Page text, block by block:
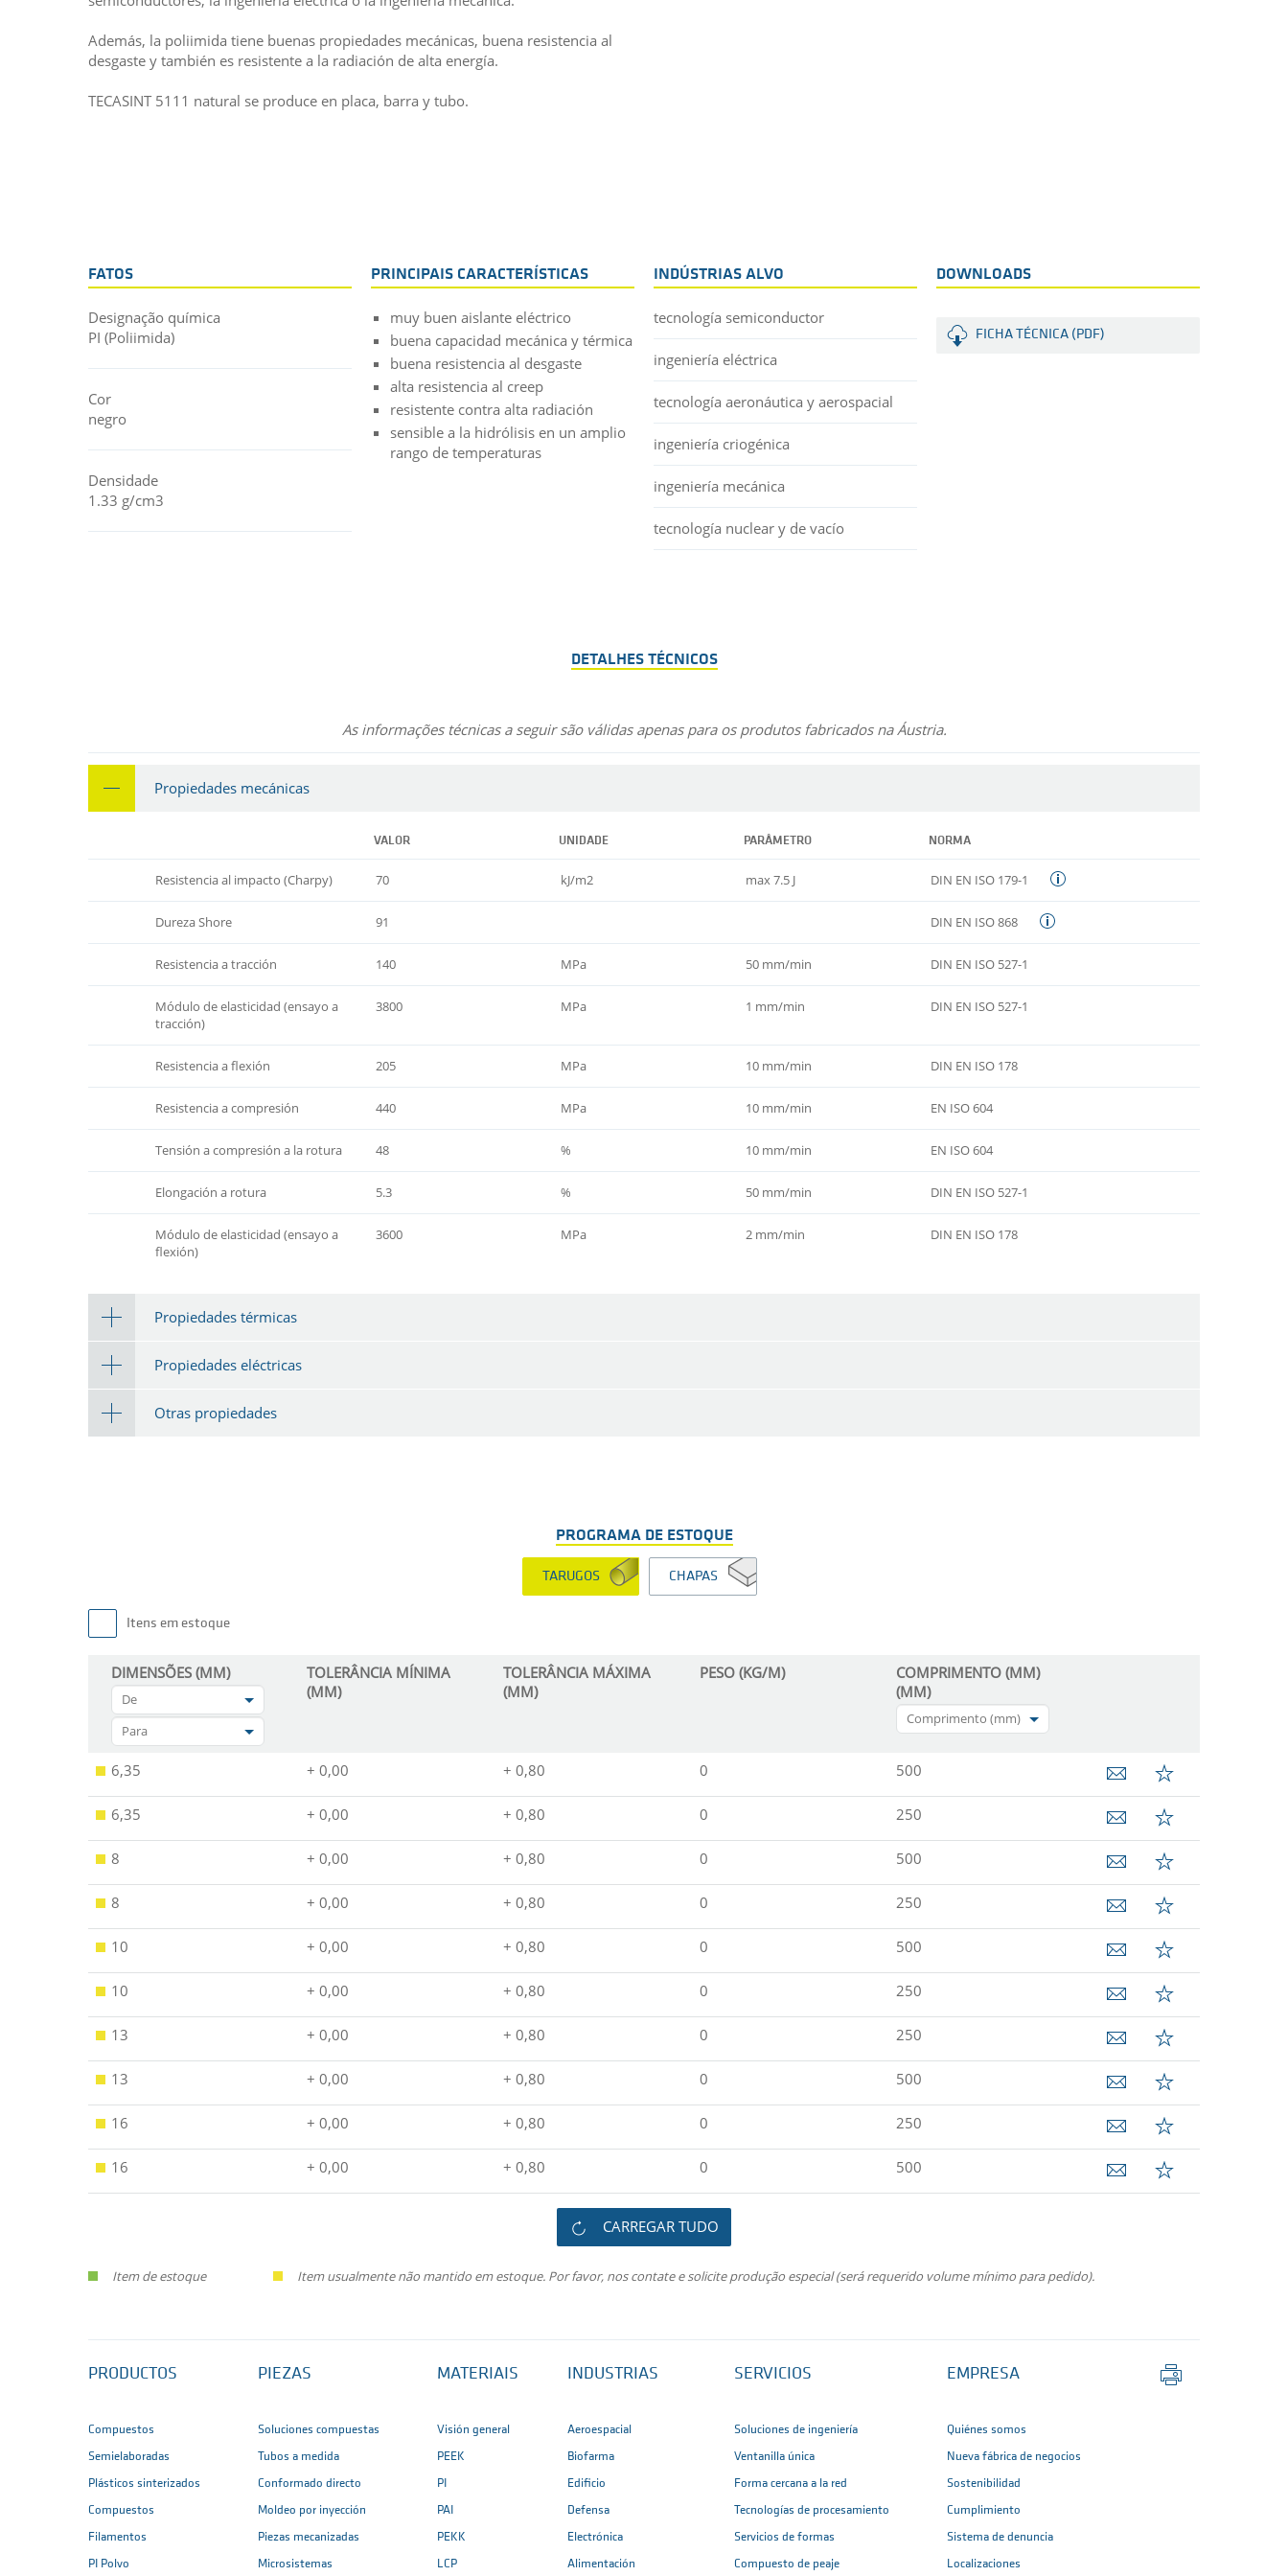
Además, la poliimida tiene buenas propiedades mecánicas, buena resistencia al
desgaste y también es resistente a la radiación de alta energía.
TECASINT 5111 natural se produce en placa, barra y tubo.
FATOS
Designação química
PI (Poliimida)
Cor
negro
Densidade
1.33 g/cm3
PRINCIPAIS CARACTERÍSTICAS
muy buen aislante eléctrico
buena capacidad mecánica y térmica
buena resistencia al desgaste
alta resistencia al creep
resistente contra alta radiación
sensible a la hidrólisis en un amplio
rango de temperaturas
INDÚSTRIAS ALVO
tecnología semiconductor
ingeniería eléctrica
tecnología aeronáutica y aerospacial
ingeniería criogénica
ingeniería mecánica
tecnología nuclear y de vacío
DOWNLOADS
FICHA TÉCNICA (PDF)
DETALHES TÉCNICOS
As informações técnicas a seguir são válidas apenas para os produtos fabricados na Áustria.
Propiedades mecánicas
VALOR UNIDADE PARÂMETRO NORMA
Resistencia al impacto (Charpy) 70 kJ/m2 max 7.5 J DIN EN ISO 179-1
Dureza Shore 91 DIN EN ISO 868
Resistencia a tracción 140 MPa 50 mm/min DIN EN ISO 527-1
Módulo de elasticidad (ensayo a
tracción)
3800 MPa 1 mm/min DIN EN ISO 527-1
Resistencia a flexión 205 MPa 10 mm/min DIN EN ISO 178
Resistencia a compresión 440 MPa 10 mm/min EN ISO 604
Tensión a compresión a la rotura 48 % 10 mm/min EN ISO 604
Elongación a rotura 5.3 % 50 mm/min DIN EN ISO 527-1
Módulo de elasticidad (ensayo a
flexión)
3600 MPa 2 mm/min DIN EN ISO 178
Propiedades térmicas
Propiedades eléctricas
Otras propiedades
PROGRAMA DE ESTOQUE
TARUGOS CHAPAS
Itens em estoque
DIMENSÕES (MM)
De
Para
TOLERÂNCIA MÍNIMA
(MM)
TOLERÂNCIA MÁXIMA
(MM)
PESO (KG/M)
COMPRIMENTO (MM)
(MM)
Comprimento (mm)
6,35 + 0,00 + 0,80 0 500
6,35 + 0,00 + 0,80 0 250
8 + 0,00 + 0,80 0 500
8 + 0,00 + 0,80 0 250
10 + 0,00 + 0,80 0 500
10 + 0,00 + 0,80 0 250
13 + 0,00 + 0,80 0 250
13 + 0,00 + 0,80 0 500
16 + 0,00 + 0,80 0 250
16 + 0,00 + 0,80 0 500
CARREGAR TUDO
Item de estoque Item usualmente não mantido em estoque. Por favor, nos contate e solicite produção especial (será requerido volume mínimo para pedido).
PRODUCTOS
Compuestos
Semielaboradas
Plásticos sinterizados
Compuestos
Filamentos
PI Polvo
PIEZAS
Soluciones compuestas
Tubos a medida
Conformado directo
Moldeo por inyección
Piezas mecanizadas
Microsistemas
MATERIAIS
Visión general
PEEK
PI
PAI
PEKK
LCP
INDUSTRIAS
Aeroespacial
Biofarma
Edificio
Defensa
Electrónica
Alimentación
SERVICIOS
Soluciones de ingeniería
Ventanilla única
Forma cercana a la red
Tecnologías de procesamiento
Servicios de formas
Compuesto de peaje
EMPRESA
Quiénes somos
Nueva fábrica de negocios
Sostenibilidad
Cumplimiento
Sistema de denuncia
Localizaciones